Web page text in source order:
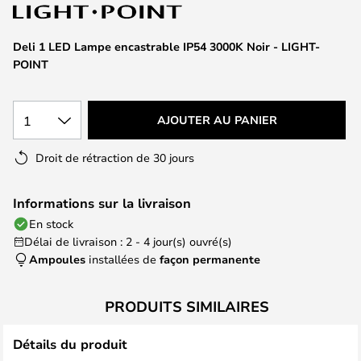
of
images
gallery
Deli 1 LED Lampe encastrable IP54 3000K Noir - LIGHT-
POINT
1 AJOUTER AU PANIER
Droit de rétraction de 30 jours
Informations sur la livraison
En stock
Délai de livraison : 2 - 4 jour(s) ouvré(s)
Ampoules installées de façon permanente
PRODUITS SIMILAIRES
Détails du produit